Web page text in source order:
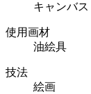
キャンバス
使用画材
油絵具
技法
絵画